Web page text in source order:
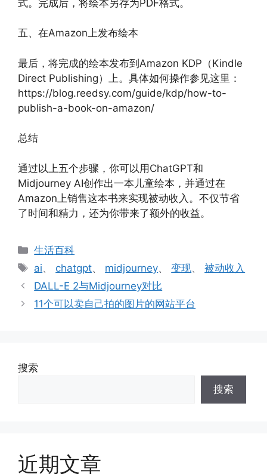
式。完成后，将绘本另存为PDF格式。
五、在Amazon上发布绘本
最后，将完成的绘本发布到Amazon KDP（Kindle
Direct Publishing）上。具体如何操作参见这里：
https://blog.reedsy.com/guide/kdp/how-to-
publish-a-book-on-amazon/
总结
通过以上五个步骤，你可以用ChatGPT和
Midjourney AI创作出一本儿童绘本，并通过在
Amazon上销售这本书来实现被动收入。不仅节省
了时间和精力，还为你带来了额外的收益。
分
类
生活百科
标
签
ai、 chatgpt、 midjourney、变现、被动收入
DALL-E 2与Midjourney对比
11个可以卖自己拍的图片的网站平台
搜索
搜索
近期文章